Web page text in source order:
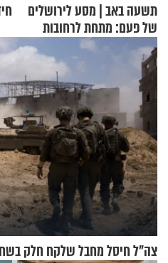
תשעה באב | מסע לירושלים
של פעם: מתחת לרחובות
ירושלים
צה"ל חיסל מחבל שלקח חלק